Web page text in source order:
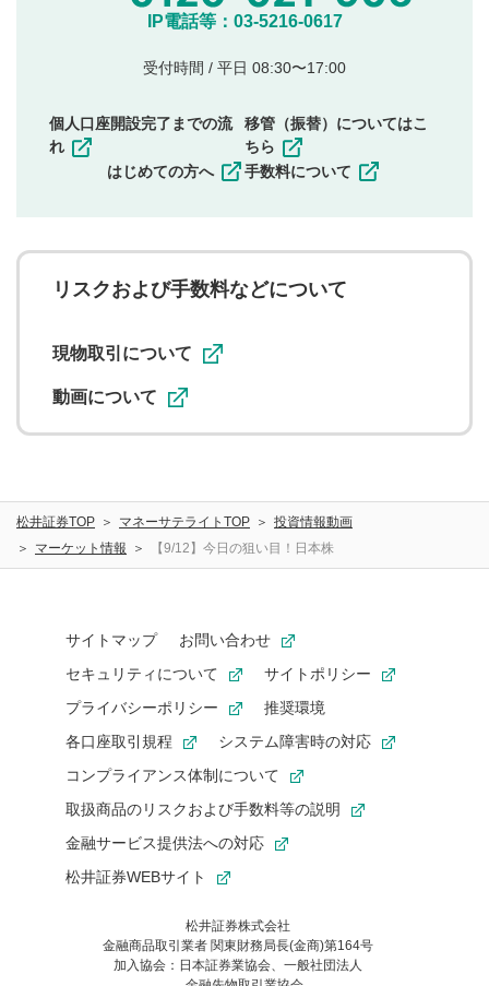
他のサイトへの誘導や営利目的、広告・宣伝を目
他者の権利（商標、著作権、その他の知的財産
同一内容の多重投稿
その他当社が不適切と判断した投稿
一度投稿した評価およびコメントの変更・削除はできま
ことを承諾したものとします。また、利用者は、コメント
に関する著作者人格権を行使しないことに同意します。利
用者が投稿したコメントは、当社サービスの広告・宣伝、
ることがあります。
IP電話等：03-5216-0617
受付時間 / 平日 08:30〜17:00
個人口座開設完了までの流
れ
はじめての方へ
移管（振替）についてはこ
ちら
手数料について
リスクおよび手数料などについて
現物取引について
動画について
松井証券TOP マネーサテライトTOP
投資情報動画
マーケット情報
【9/12】今日の狙い目！日本株
サイトマップ
お問い合わせ
セキュリティについて
サイトポリシー
プライバシーポリシー
推奨環境
各口座取引規程
システム障害時の対応
コンプライアンス体制について
取扱商品のリスクおよび手数料等の説明
金融サービス提供法への対応
松井証券WEBサイト
松井証券株式会社
金融商品取引業者 関東財務局長(金商)第164号
加入協会：日本証券業協会、一般社団法人
お気に入り機能は松井証券の会員限定の機能です。
お気に入り登録いただくと、後からいつでもお気に入りのコンテ